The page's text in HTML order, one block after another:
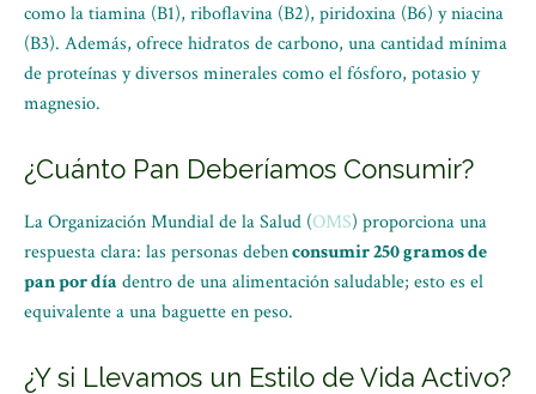
como la tiamina (B1), riboflavina (B2), piridoxina (B6) y niacina
(B3). Además, ofrece hidratos de carbono, una cantidad mínima
de proteínas y diversos minerales como el fósforo, potasio y
magnesio.
¿Cuánto Pan Deberíamos Consumir?
La Organización Mundial de la Salud (OMS) proporciona una
respuesta clara: las personas debenconsumir 250 gramos de
pan por día dentro de una alimentación saludable; esto es el
equivalente a una baguette en peso.
¿Y si Llevamos un Estilo de Vida Activo?